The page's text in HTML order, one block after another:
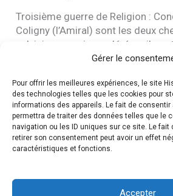
Gérer le
Pour offrir les meilleures expériences, le site
des technologies telles que les cookies pour
informations des appareils. Le fait de
permettra de traiter des données telles que le
navigation ou les ID uniques sur ce site. Le fait
retirer son consentement peut avoir un effet
caractéristiques et fonctions.
Accepter
Troisième guerre de Religion :
Coligny (l’Amiral) sont les deux
calvinisme, mais modérés – ils
participer à la conjuration
réfugient à La Rochelle qui
protestante.
Condé prend la tête, avec sa fière
étendards et malgré une jambe
Battu et blessé par l’armée du duc
coup de pistolet dans la nuque,